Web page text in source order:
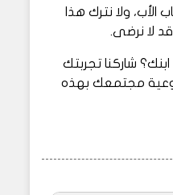
الأب، ولا نترك هذا
قد لا نرضى.
شاركنا تجربتك
مجتمعك بهذه